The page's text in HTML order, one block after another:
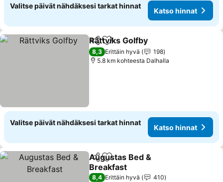
Valitse päivät nähdäksesi tarkat hinnat
Katso hinnat
Jaa Lisää suosikkeihin
Rättviks Golfby
8,3 Erittäin hyvä
198
5.8 km kohteesta Dalhalla
Valitse päivät nähdäksesi tarkat hinnat
Katso hinnat
Jaa Lisää suosikkeihin
Augustas Bed &
Breakfast
8,4 Erittäin hyvä
410